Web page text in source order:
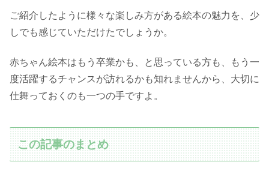
ご紹介したように様々な楽しみ方がある絵本の魅力を、少
しでも感じていただけたでしょうか。
赤ちゃん絵本はもう卒業かも、と思っている方も、もう一
度活躍するチャンスが訪れるかも知れませんから、大切に
仕舞っておくのも一つの手ですよ。
この記事のまとめ